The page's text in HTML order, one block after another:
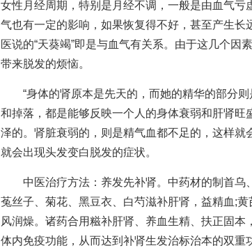
女性月经周期，特别是月经不调，一般是由血气亏
气也有一定的影响，如果恢复得不好，甚至产生长
医说的“天葵竭”即是与血气有关系。由于这几个因
带来脱发的烦恼。
“身体的肾原本是先天的，而她的精华的部分则
和掉落，都是能够反映一个人的身体衰弱和肝肾旺
泽的。肾脏衰弱的，则是精气血都不足的，这样就
就会出现头发变白脱发的症状。
中医治疗方法：养发先补肾。中药材的制首乌
菟丝子、菊花、黑豆衣、白芍滋补肝肾，益精血;
风润燥。诸药合用糍补肝肾、养血生精、扶正固
体内免疫功能，从而达到补肾生发治标治本的双重